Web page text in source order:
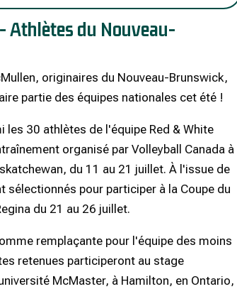
Athlètes du Nouveau-
originaires du Nouveau-Brunswick,
partie des équipes nationales cet été !
les 30 athlètes de l'équipe Red & White
organisé par Volleyball Canada à
du 11 au 21 juillet. À l'issue de
sélectionnés pour participer à la Coupe du
du 21 au 26 juillet.
remplaçante pour l'équipe des moins
retenues participeront au stage
McMaster, à Hamilton, en Ontario,